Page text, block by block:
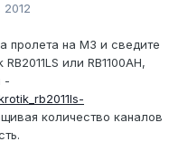
2012
пролета на M3 и сведите
или RB1100AH,
-
количество каналов